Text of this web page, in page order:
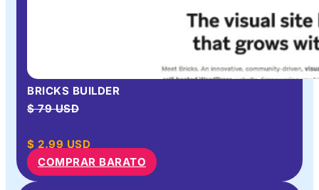
BRICKS BUILDER
$ 79 USD
$ 2.99 USD
COMPRAR BARATO